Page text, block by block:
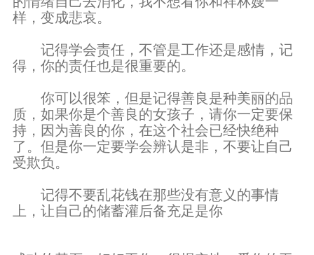
样，变成悲哀。
记得学会责任，不管是工作还是感情，记
得，你的责任也是很重要的。
你可以很笨，但是记得善良是种美丽的品
质，如果你是个善良的女孩子，请你一定要保
持，因为善良的你，在这个社会已经快绝种
了。但是你一定要学会辨认是非，不要让自己
受欺负。
记得不要乱花钱在那些没有意义的事情
上，让自己的储蓄灌后备充足是你